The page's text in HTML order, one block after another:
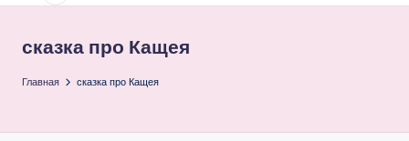
малышей
Щенячий
сказка про Кащея
Главная сказка про Кащея